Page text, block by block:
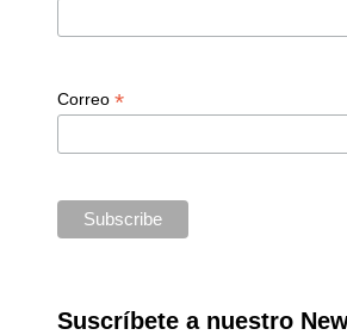
Correo *
Suscríbete a nuestro